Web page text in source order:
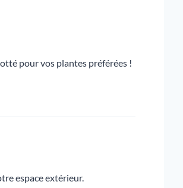
pour vos plantes préférées !
espace extérieur.